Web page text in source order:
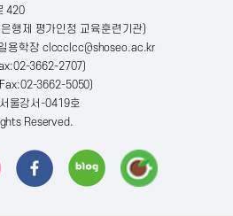
420
행제 평가인정 교육훈련기관)
용학장 clccclcc@shoseo.ac.kr
3662-2707)
3662-5050)
울강서-0419호
Reserved.